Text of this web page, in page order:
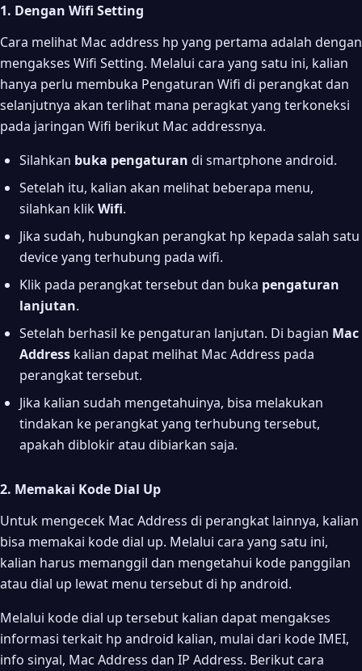
1. Dengan Wifi Setting
Cara melihat Mac address hp yang pertama adalah dengan
mengakses Wifi Setting. Melalui cara yang satu ini, kalian
hanya perlu membuka Pengaturan Wifi di perangkat dan
selanjutnya akan terlihat mana peragkat yang terkoneksi
pada jaringan Wifi berikut Mac addressnya.
Silahkan buka pengaturan di smartphone android.
Setelah itu, kalian akan melihat beberapa menu,
silahkan klikWifi.
Jika sudah, hubungkan perangkat hp kepada salah satu
device yang terhubung pada wifi.
Klik pada perangkat tersebut dan buka pengaturan
lanjutan.
Setelah berhasil ke pengaturan lanjutan. Di bagian Mac
Address kalian dapat melihat Mac Address pada
perangkat tersebut.
Jika kalian sudah mengetahuinya, bisa melakukan
tindakan ke perangkat yang terhubung tersebut,
apakah diblokir atau dibiarkan saja.
2. Memakai Kode Dial Up
Untuk mengecek Mac Address di perangkat lainnya, kalian
bisa memakai kode dial up. Melalui cara yang satu ini,
kalian harus memanggil dan mengetahui kode panggilan
atau dial up lewat menu tersebut di hp android.
Melalui kode dial up tersebut kalian dapat mengakses
informasi terkait hp android kalian, mulai dari kode IMEI,
info sinyal, Mac Address dan IP Address. Berikut cara